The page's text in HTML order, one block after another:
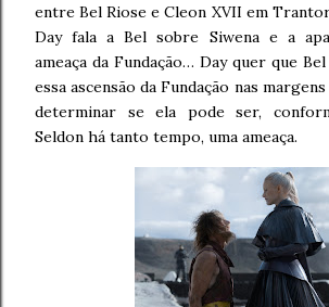
entre Bel Riose e Cleon XVII em
Day fala a Bel sobre Siwena e a
ameaça da Fundação… Day quer que
essa ascensão da Fundação nas
determinar se ela pode ser,
Seldon há tanto tempo, uma ameaça.